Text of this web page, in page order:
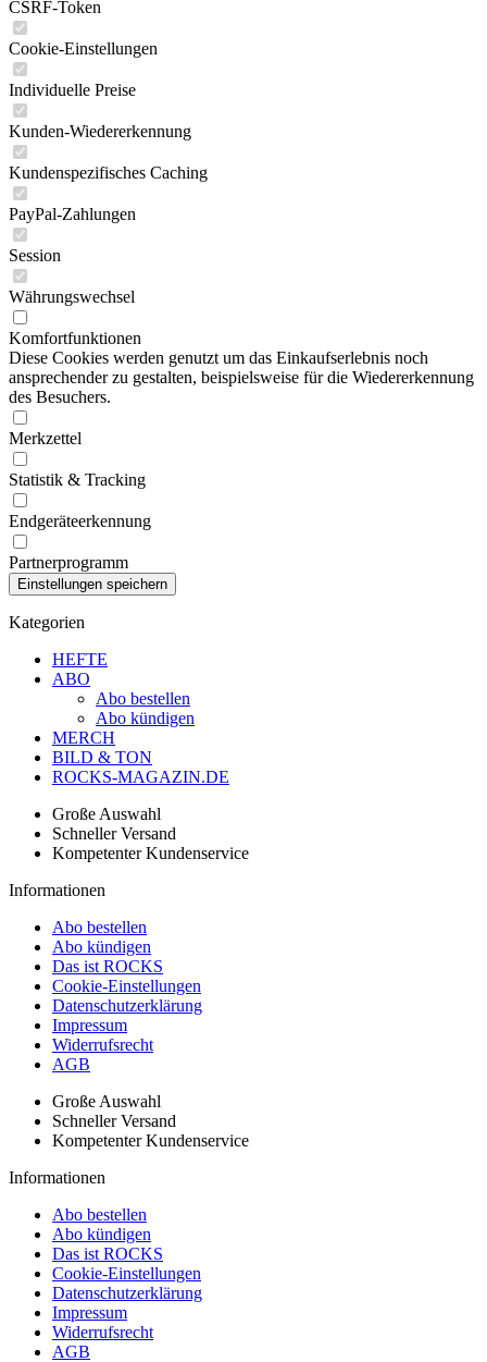
CSRF-Token
Cookie-Einstellungen
Individuelle Preise
Kunden-Wiedererkennung
Kundenspezifisches Caching
PayPal-Zahlungen
Session
Währungswechsel
Komfortfunktionen
Diese Cookies werden genutzt um das Einkaufserlebnis noch
ansprechender zu gestalten, beispielsweise für die Wiedererkennung
des Besuchers.
Merkzettel
Statistik & Tracking
Endgeräteerkennung
Partnerprogramm
Kategorien
HEFTE
ABO
Abo bestellen
Abo kündigen
MERCH
BILD & TON
ROCKS-MAGAZIN.DE
Große Auswahl
Schneller Versand
Kompetenter Kundenservice
Informationen
Abo bestellen
Abo kündigen
Das ist ROCKS
Cookie-Einstellungen
Datenschutzerklärung
Impressum
Widerrufsrecht
AGB
Große Auswahl
Schneller Versand
Kompetenter Kundenservice
Informationen
Abo bestellen
Abo kündigen
Das ist ROCKS
Cookie-Einstellungen
Datenschutzerklärung
Impressum
Widerrufsrecht
AGB